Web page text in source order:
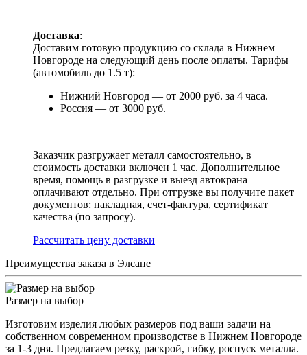
Доставка:
Доставим готовую продукцию со склада в Нижнем
Новгороде на следующий день после оплаты. Тарифы
(автомобиль до 1.5 т):
Нижний Новгород — от 2000 руб. за 4 часа.
Россия — от 3000 руб.
Заказчик разгружает металл самостоятельно, в
стоимость доставки включен 1 час. Дополнительное
время, помощь в разгрузке и выезд автокрана
оплачивают отдельно. При отгрузке вы получите пакет
документов: накладная, счет-фактура, сертификат
качества (по запросу).
Раcсчитать цену доставки
Преимущества заказа в Элсане
Размер на выбор
Изготовим изделия любых размеров под ваши задачи на
собственном современном производстве в Нижнем Новгороде
за 1-3 дня. Предлагаем резку, раскрой, гибку, роспуск металла.